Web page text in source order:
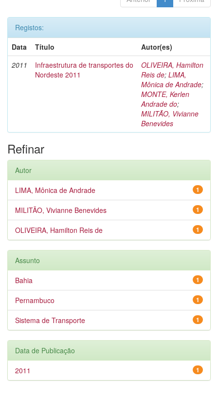
Registos:
Data
Título
Autor(es)
2011
Infraestrutura de transportes do
Nordeste 2011
OLIVEIRA, Hamilton
Reis de; LIMA,
Mônica de Andrade;
MONTE, Kerlen
Andrade do;
MILITÃO, Vivianne
Benevides
Refinar
Autor
1
LIMA, Mônica de Andrade
1
MILITÃO, Vivianne Benevides
1
OLIVEIRA, Hamilton Reis de
Assunto
1
Bahia
1
Pernambuco
1
Sistema de Transporte
Data de Publicação
1
2011